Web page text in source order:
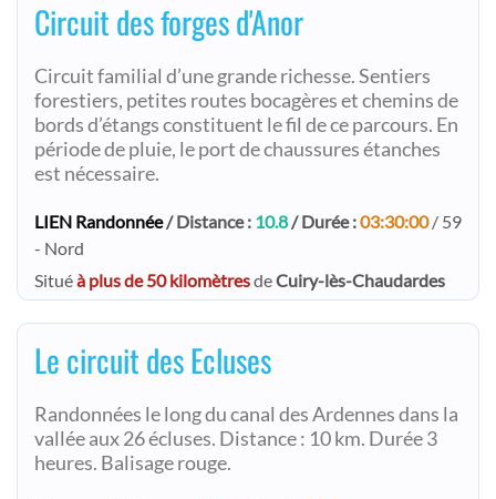
Circuit des forges d'Anor
Circuit familial d’une grande richesse. Sentiers
forestiers, petites routes bocagères et chemins de
bords d’étangs constituent le fil de ce parcours. En
période de pluie, le port de chaussures étanches
est nécessaire.
LIEN Randonnée/ Distance : 10.8/ Durée :03:30:00/ 59
- Nord
Situéà plus de 50 kilomètresdeCuiry-lès-Chaudardes
Le circuit des Ecluses
Randonnées le long du canal des Ardennes dans la
vallée aux 26 écluses. Distance : 10 km. Durée 3
heures. Balisage rouge.